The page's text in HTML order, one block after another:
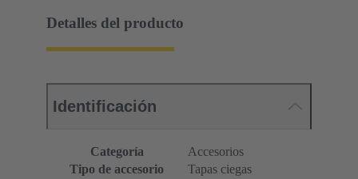
Detalles del producto
Identificación
Categoría
Accesorios
Tipo de accesorio
Tapas ciegas